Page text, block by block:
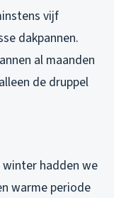
vijf
dakpannen.
al maanden
de druppel
hadden we
warme periode